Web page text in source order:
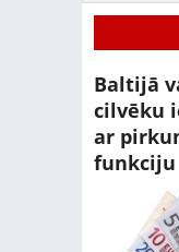
Baltijā
cilvēku
ar
funkciju